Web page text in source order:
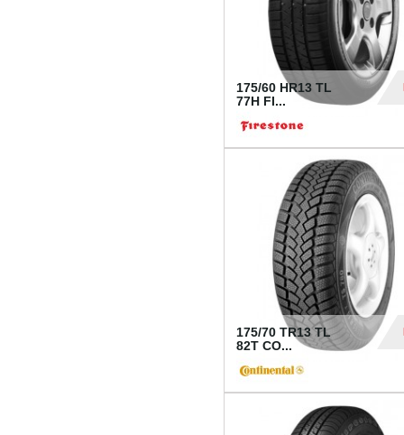
175/60 HR13 TL
77H FI...
175/70 TR13 TL
82T CO...